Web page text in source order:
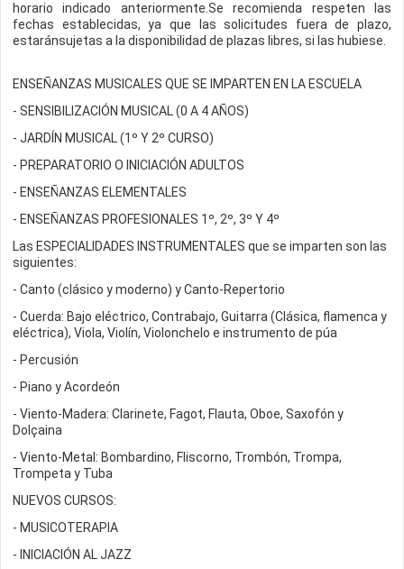
horario indicado anteriormente.Se recomienda respeten las
fechas establecidas, ya que las solicitudes fuera de plazo,
estaránsujetas a la disponibilidad de plazas libres, si las hubiese.
ENSEÑANZAS MUSICALES QUE SE IMPARTEN EN LA ESCUELA
- SENSIBILIZACIÓN MUSICAL (0 A 4 AÑOS)
- JARDÍN MUSICAL (1º Y 2º CURSO)
- PREPARATORIO O INICIACIÓN ADULTOS
- ENSEÑANZAS ELEMENTALES
- ENSEÑANZAS PROFESIONALES 1º, 2º, 3º Y 4º
Las ESPECIALIDADES INSTRUMENTALES que se imparten son las
siguientes:
- Canto (clásico y moderno) y Canto-Repertorio
- Cuerda: Bajo eléctrico, Contrabajo, Guitarra (Clásica, flamenca y
eléctrica), Viola, Violín, Violonchelo e instrumento de púa
- Percusión
- Piano y Acordeón
- Viento-Madera: Clarinete, Fagot, Flauta, Oboe, Saxofón y
Dolçaina
- Viento-Metal: Bombardino, Fliscorno, Trombón, Trompa,
Trompeta y Tuba
NUEVOS CURSOS:
- MUSICOTERAPIA
- INICIACIÓN AL JAZZ